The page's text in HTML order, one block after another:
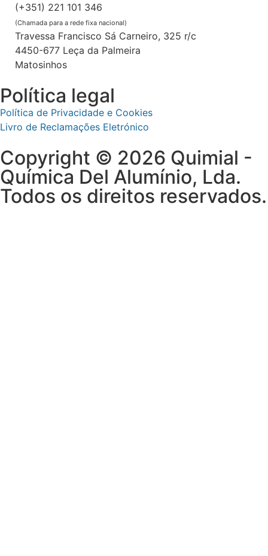
(+351) 221 101 346
(Chamada para a rede fixa nacional)
Travessa Francisco Sá Carneiro, 325 r/c
4450-677 Leça da Palmeira
Matosinhos
Política legal
Política de Privacidade e Cookies
Livro de Reclamações Eletrónico
Copyright © 2026 Quimial -
Química Del Alumínio, Lda.
Todos os direitos reservados.